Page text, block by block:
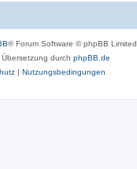
® Forum Software © phpBB Limited
durch phpBB.de
| Nutzungsbedingungen